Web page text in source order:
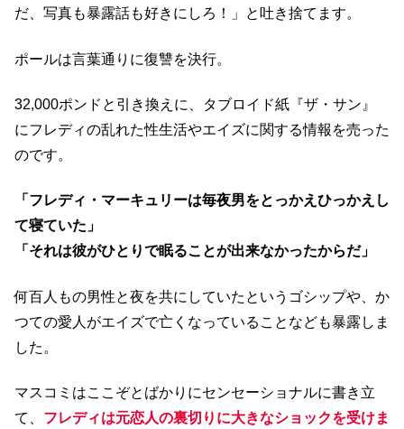
だ、写真も暴露話も好きにしろ！」と吐き捨てます。
ポールは言葉通りに復讐を決行。
32,000ポンドと引き換えに、タブロイド紙『ザ・サン』
にフレディの乱れた性生活やエイズに関する情報を売った
のです。
「フレディ・マーキュリーは毎夜男をとっかえひっかえし
て寝ていた」
「それは彼がひとりで眠ることが出来なかったからだ」
何百人もの男性と夜を共にしていたというゴシップや、か
つての愛人がエイズで亡くなっていることなども暴露しま
した。
マスコミはここぞとばかりにセンセーショナルに書き立
て、 フレディは元恋人の裏切りに大きなショックを受けま